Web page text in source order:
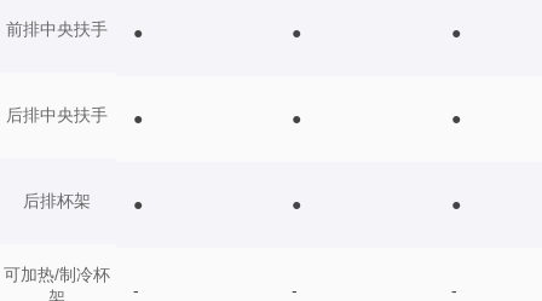
前排中央扶手
后排中央扶手
后排杯架
可加热/制冷杯
● ● ●
● ● ●
● ● ●
- - -